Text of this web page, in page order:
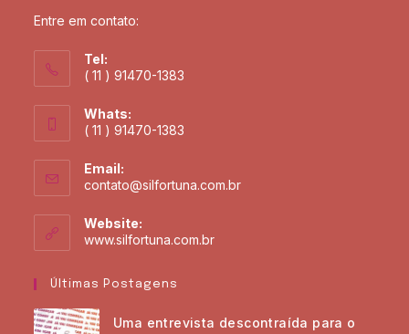
Entre em contato:
Tel:
( 11 ) 91470-1383
Whats:
( 11 ) 91470-1383
Email:
contato@silfortuna.com.br
Website:
www.silfortuna.com.br
Últimas Postagens
Uma entrevista descontraída para o